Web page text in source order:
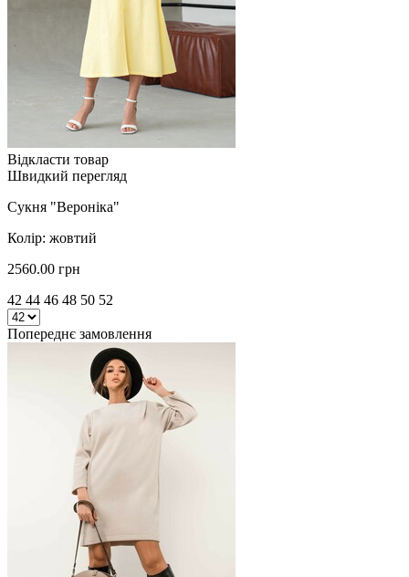
Відкласти товар
Швидкий перегляд
Сукня "Вероніка"
Колір: жовтий
2560.00 грн
42 44 46 48 50 52
Попереднє замовлення